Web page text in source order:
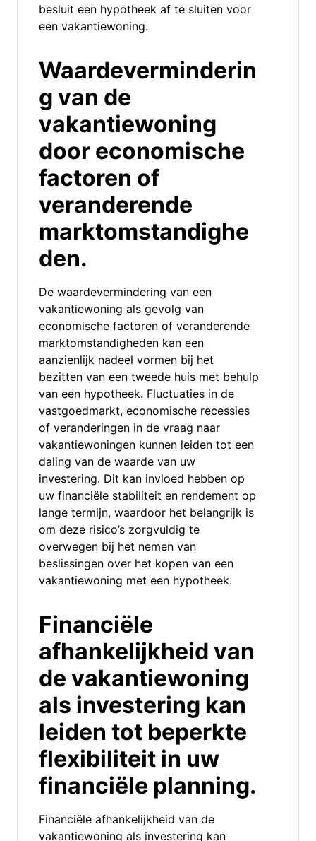
besluit een hypotheek af te sluiten voor
een vakantiewoning.
Waardeverminderin
g van de
vakantiewoning
door economische
factoren of
veranderende
marktomstandighe
den.
De waardevermindering van een
vakantiewoning als gevolg van
economische factoren of veranderende
marktomstandigheden kan een
aanzienlijk nadeel vormen bij het
bezitten van een tweede huis met behulp
van een hypotheek. Fluctuaties in de
vastgoedmarkt, economische recessies
of veranderingen in de vraag naar
vakantiewoningen kunnen leiden tot een
daling van de waarde van uw
investering. Dit kan invloed hebben op
uw financiële stabiliteit en rendement op
lange termijn, waardoor het belangrijk is
om deze risico’s zorgvuldig te
overwegen bij het nemen van
beslissingen over het kopen van een
vakantiewoning met een hypotheek.
Financiële
afhankelijkheid van
de vakantiewoning
als investering kan
leiden tot beperkte
flexibiliteit in uw
financiële planning.
Financiële afhankelijkheid van de
vakantiewoning als investering kan